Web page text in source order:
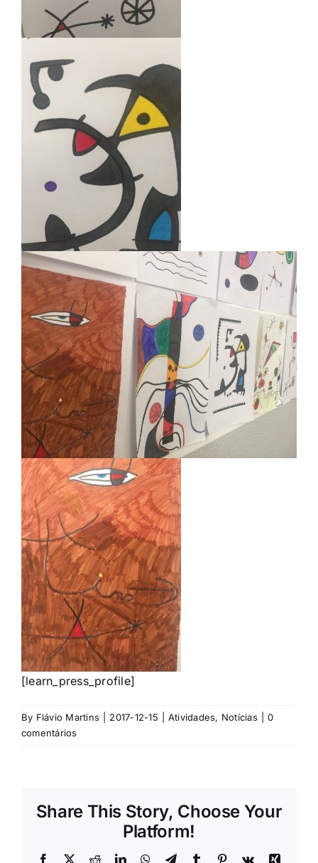
[learn_press_profile]
By Flávio Martins 2017-12-15 Atividades, Notícias
0
comentários
Share This Story, Choose Your
Platform!
Facebook
X RedditLinkedInWhatsApp
TelegramTumblr Pinterest
Vk
Xing